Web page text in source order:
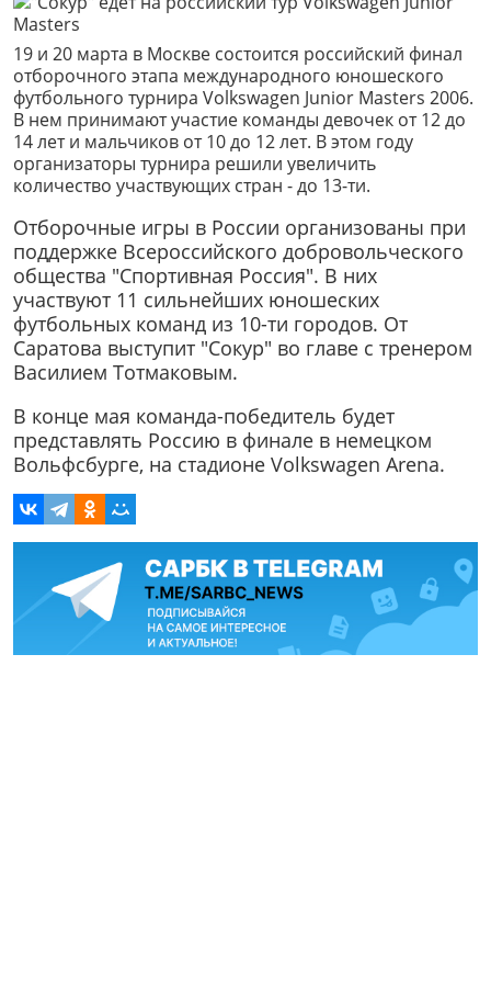
19 и 20 марта в Москве состоится российский финал
отборочного этапа международного юношеского
футбольного турнира Volkswagen Junior Masters 2006.
В нем принимают участие команды девочек от 12 до
14 лет и мальчиков от 10 до 12 лет. В этом году
организаторы турнира решили увеличить
количество участвующих стран - до 13-ти.
Отборочные игры в России организованы при
поддержке Всероссийского добровольческого
общества "Спортивная Россия". В них
участвуют 11 сильнейших юношеских
футбольных команд из 10-ти городов. От
Саратова выступит "Сокур" во главе с тренером
Василием Тотмаковым.
В конце мая команда-победитель будет
представлять Россию в финале в немецком
Вольфсбурге, на стадионе Volkswagen Arena.